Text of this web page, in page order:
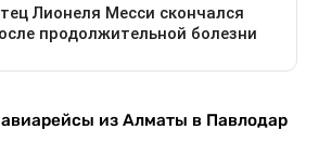
из Алматы в Павлодар